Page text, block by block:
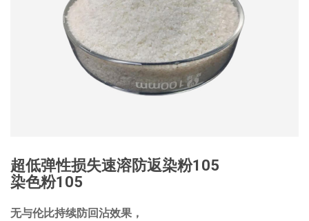
超低弹性损失速溶防返染粉105
染色粉105
无与伦比持续防回沾效果，